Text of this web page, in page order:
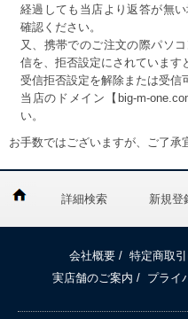
経過しても当店より返答が無
確認ください。
又、携帯でのご注文の際パソ
信を、拒否設定にされています
受信拒否設定を解除または受信
当店のドメイン【big-m-
い。
お手数ではございますが、ご了承
詳細検索 新規登
会社概要 / 特定商取
実店舗のご案内 / プライ